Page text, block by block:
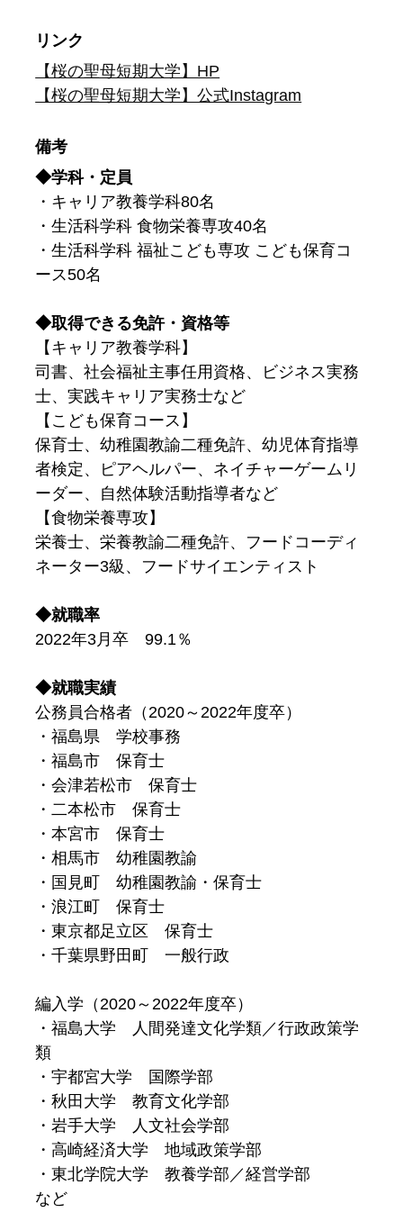
リンク
【桜の聖母短期大学】HP
【桜の聖母短期大学】公式Instagram
備考
◆学科・定員
・キャリア教養学科80名
・生活科学科 食物栄養専攻40名
・生活科学科 福祉こども専攻 こども保育コ
ース50名
◆取得できる免許・資格等
【キャリア教養学科】
司書、社会福祉主事任用資格、ビジネス実務
士、実践キャリア実務士など
【こども保育コース】
保育士、幼稚園教諭二種免許、幼児体育指導
者検定、ピアヘルパー、ネイチャーゲームリ
ーダー、自然体験活動指導者など
【食物栄養専攻】
栄養士、栄養教諭二種免許、フードコーディ
ネーター3級、フードサイエンティスト
◆就職率
2022年3月卒 99.1％
◆就職実績
公務員合格者（2020～2022年度卒）
・福島県 学校事務
・福島市 保育士
・会津若松市 保育士
・二本松市 保育士
・本宮市 保育士
・相馬市 幼稚園教諭
・国見町 幼稚園教諭・保育士
・浪江町 保育士
・東京都足立区 保育士
・千葉県野田町 一般行政
編入学（2020～2022年度卒）
・福島大学 人間発達文化学類／行政政策学
類
・宇都宮大学 国際学部
・秋田大学 教育文化学部
・岩手大学 人文社会学部
・高崎経済大学 地域政策学部
・東北学院大学 教養学部／経営学部
など